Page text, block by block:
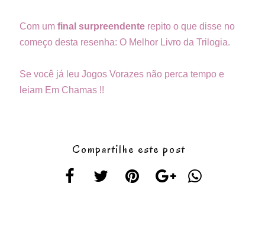
Com um final surpreendente repito o que disse no
começo desta resenha: O Melhor Livro da Trilogia.
Se você já leu Jogos Vorazes não perca tempo e
leiam Em Chamas !!
Compartilhe este post